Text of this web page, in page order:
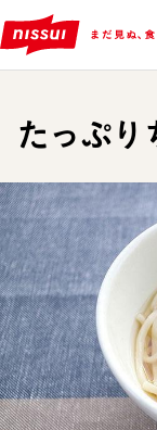
たっぷり